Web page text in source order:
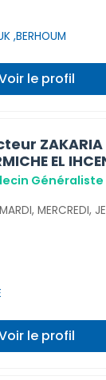
,BERHOUM
le profil
ZAKARIA
EL
Généraliste
MERCREDI,
le profil